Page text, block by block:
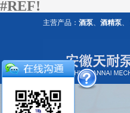
#REF!
主营产品： 酒泵、 酒精泵、